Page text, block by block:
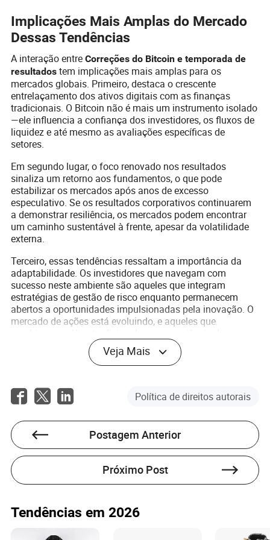
Implicações Mais Amplas do Mercado
Dessas Tendências
A interação entreCorreções do Bitcoin e temporada de
resultados tem implicações mais amplas para os
mercados globais. Primeiro, destaca o crescente
entrelaçamento dos ativos digitais com as finanças
tradicionais. O Bitcoin não é mais um instrumento isolado
—ele influencia a confiança dos investidores, os fluxos de
liquidez e até mesmo as avaliações específicas de
setores.
Em segundo lugar, o foco renovado nos resultados
sinaliza um retorno aos fundamentos, o que pode
estabilizar os mercados após anos de excesso
especulativo. Se os resultados corporativos continuarem
a demonstrar resiliência, os mercados podem encontrar
um caminho sustentável à frente, apesar da volatilidade
externa.
Terceiro, essas tendências ressaltam a importância da
adaptabilidade. Os investidores que navegam com
sucesso neste ambiente são aqueles que integram
estratégias de gestão de risco enquanto permanecem
abertos a oportunidades impulsionadas pela inovação. O
mercado de ações está evoluindo, e aqueles que
classes de ativos provavelmente terão um desempenho
O Caminho à Frente: Navegando na
Incerteza com Clareza
Olhando para o futuro, otendências do mercado de
ações moldadas pelo Bitcoin e resultados
cenário de investimento mais disciplinado e
multifacetado. A volatilidade das criptomoedas
continuará a ser uma característica dos mercados, mas é
improvável que ofusque a influência duradoura dos
Para os investidores, a chave está no equilíbrio:
reconhecer as oportunidades da inovação digital
Veja Mais
Política de direitos autorais
Postagem Anterior
Próximo Post
Tendências em 2026